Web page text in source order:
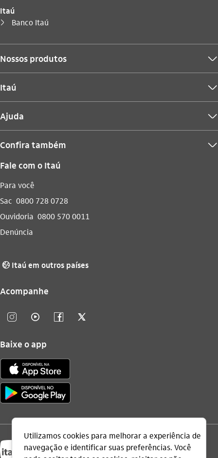
Itaú
seta_direita
Você está aqui:
Banco Itaú
Nossos produtos seta_baixo
Itaú seta_baixo
Ajuda seta_baixo
Confira também seta_baixo
Fale com o Itaú
Para você
Sac 0800 728 0728
Ouvidoria 0800 570 0011
Denúncia
globo_outline Itaú em outros países
Acompanhe
instagram_outline video_outline facebook_outline twitter_outline
Baixe o app